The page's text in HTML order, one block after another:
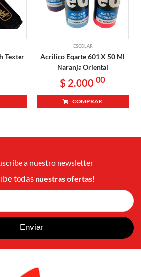
Texter
ESCOLAR
Acrilico Eqarte 601 X 50 Ml
Naranja Oriental
$ 2.000 00
COMPRAR
a nuestro newsletter
todas nuestras ofertas!